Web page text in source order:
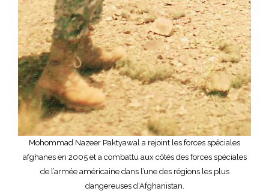
Mohommad Nazeer Paktyawal a rejoint les forces spéciales
afghanes en 2005 et a combattu aux côtés des forces spéciales
de l’armée américaine dans l’une des régions les plus
dangereuses d’Afghanistan.